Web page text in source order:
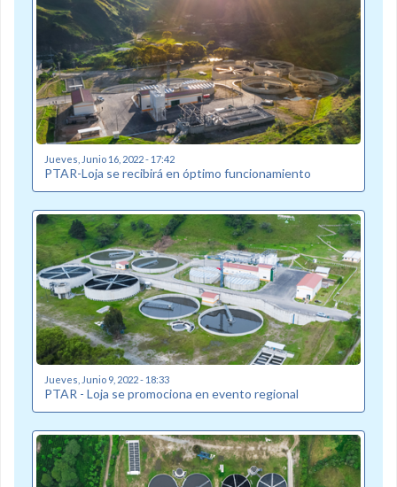
Jueves, Junio 16, 2022 - 17:42
PTAR-Loja se recibirá en óptimo funcionamiento
Jueves, Junio 9, 2022 - 18:33
PTAR - Loja se promociona en evento regional